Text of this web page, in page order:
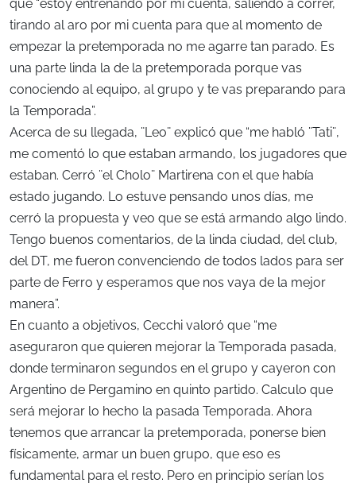
que “estoy entrenando por mi cuenta, saliendo a correr,
tirando al aro por mi cuenta para que al momento de
empezar la pretemporada no me agarre tan parado. Es
una parte linda la de la pretemporada porque vas
conociendo al equipo, al grupo y te vas preparando para
la Temporada”.
Acerca de su llegada, ¨Leo¨ explicó que “me habló ¨Tati¨,
me comentó lo que estaban armando, los jugadores que
estaban. Cerró ¨el Cholo¨ Martirena con el que había
estado jugando. Lo estuve pensando unos días, me
cerró la propuesta y veo que se está armando algo lindo.
Tengo buenos comentarios, de la linda ciudad, del club,
del DT, me fueron convenciendo de todos lados para ser
parte de Ferro y esperamos que nos vaya de la mejor
manera”.
En cuanto a objetivos, Cecchi valoró que “me
aseguraron que quieren mejorar la Temporada pasada,
donde terminaron segundos en el grupo y cayeron con
Argentino de Pergamino en quinto partido. Calculo que
será mejorar lo hecho la pasada Temporada. Ahora
tenemos que arrancar la pretemporada, ponerse bien
físicamente, armar un buen grupo, que eso es
fundamental para el resto. Pero en principio serían los